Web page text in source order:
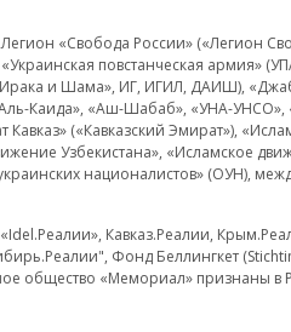
«Свобода России» («Легион
повстанческая армия»
Ирака и Шама», ИГ, ИГИЛ, ДАИШ),
Каида», «Аш-Шабаб», «УНА-УНСО»,
Кавказ» («Кавказский Эмират»),
Узбекистана», «Исламское
националистов» (ОУН),
Кавказ.Реалии,
Фонд Беллингкет
общество «Мемориал» признаны в